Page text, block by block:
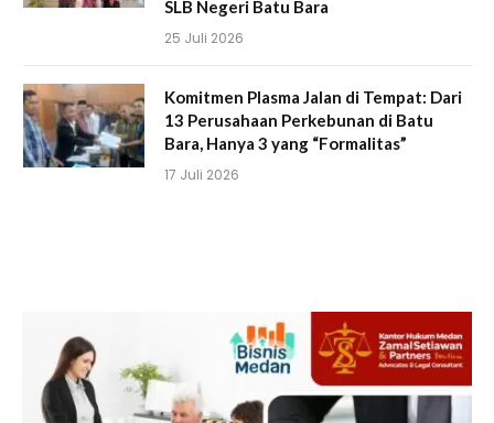
SLB Negeri Batu Bara
25 Juli 2026
Komitmen Plasma Jalan di Tempat: Dari
13 Perusahaan Perkebunan di Batu
Bara, Hanya 3 yang “Formalitas”
17 Juli 2026